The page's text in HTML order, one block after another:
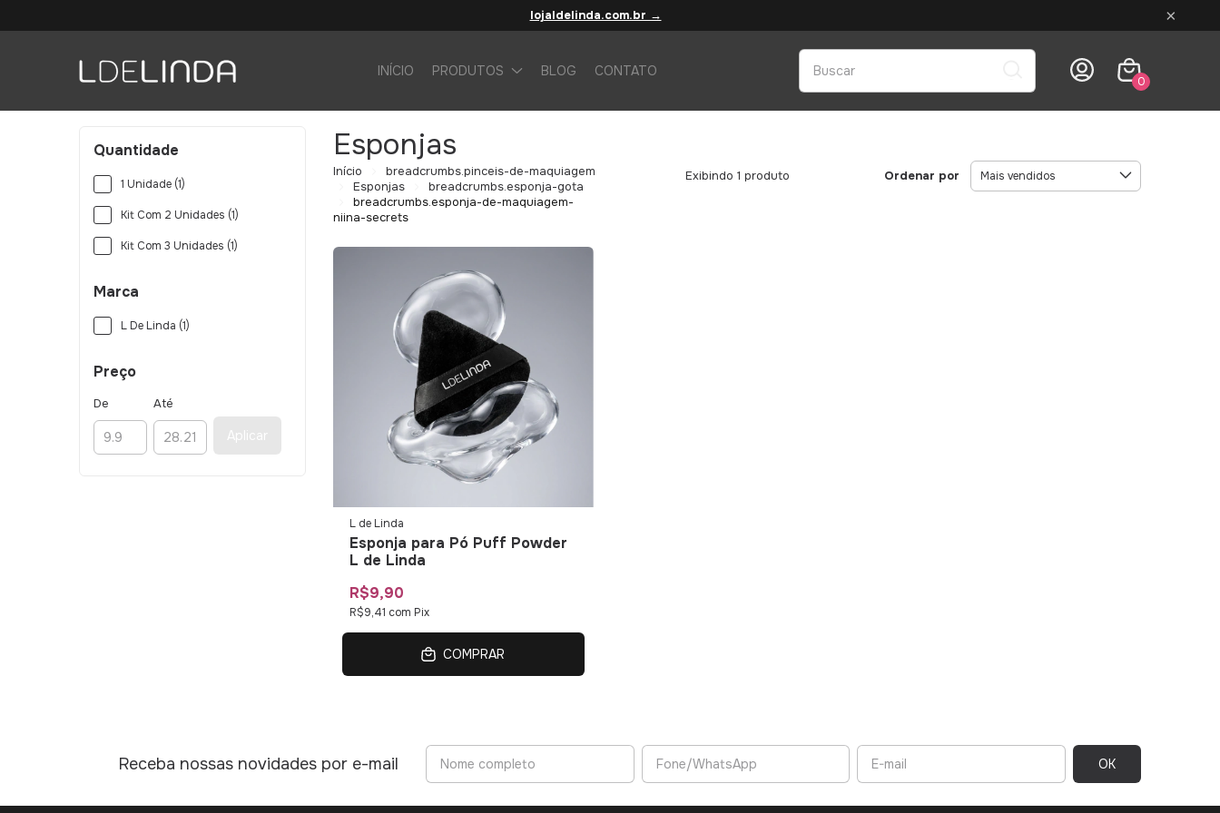
lojaldelinda.com.br → ×
INÍCIO PRODUTOS BLOG CONTATO
0
Quantidade
1 Unidade (1)
Kit Com 2 Unidades (1)
Kit Com 3 Unidades (1)
Marca
L De Linda (1)
Preço
De Até
Aplicar
Esponjas
Início
breadcrumbs.pinceis-de-maquiagem
Esponjas
breadcrumbs.esponja-gota
breadcrumbs.esponja-de-maquiagem-
niina-secrets
Exibindo 1 produto Ordenar por
L de Linda
Esponja para Pó Puff Powder
L de Linda
R$9,90
R$9,41 com Pix
COMPRAR
Receba nossas novidades por e-mail